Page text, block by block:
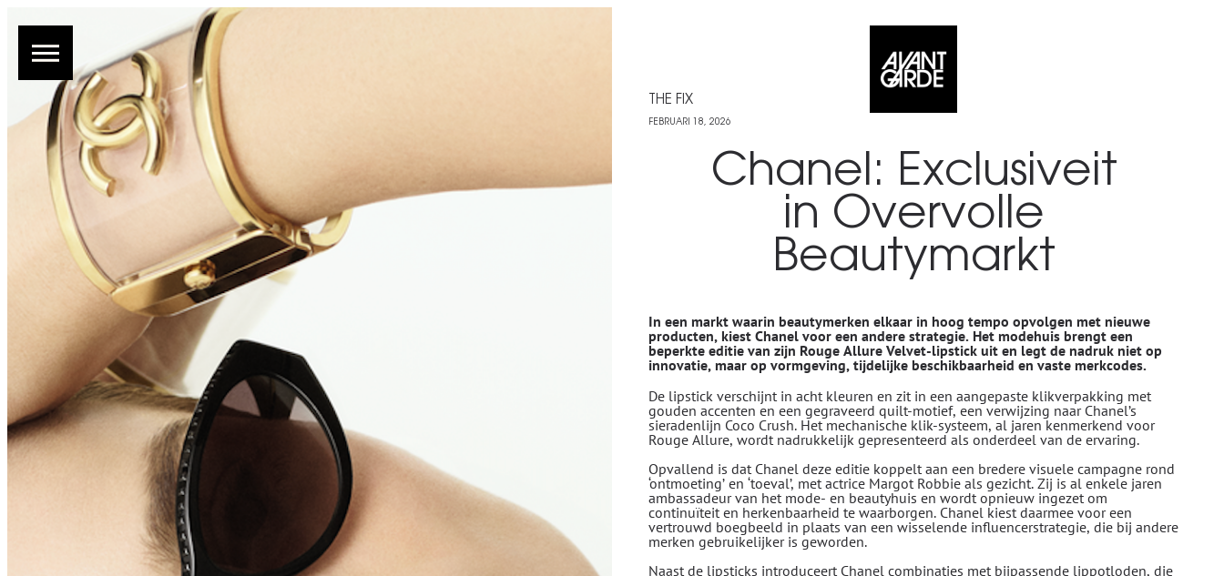
THE FIX
FEBRUARI 18, 2026
Chanel: Exclusiveit
in Overvolle
Beautymarkt
In een markt waarin beautymerken elkaar in hoog tempo opvolgen met nieuwe
producten, kiest Chanel voor een andere strategie. Het modehuis brengt een
beperkte editie van zijn Rouge Allure Velvet-lipstick uit en legt de nadruk niet op
innovatie, maar op vormgeving, tijdelijke beschikbaarheid en vaste merkcodes.
De lipstick verschijnt in acht kleuren en zit in een aangepaste klikverpakking met
gouden accenten en een gegraveerd quilt-motief, een verwijzing naar Chanel’s
sieradenlijn Coco Crush. Het mechanische klik-systeem, al jaren kenmerkend voor
Rouge Allure, wordt nadrukkelijk gepresenteerd als onderdeel van de ervaring.
Opvallend is dat Chanel deze editie koppelt aan een bredere visuele campagne rond
‘ontmoeting’ en ‘toeval’, met actrice Margot Robbie als gezicht. Zij is al enkele jaren
ambassadeur van het mode- en beautyhuis en wordt opnieuw ingezet om
continuïteit en herkenbaarheid te waarborgen. Chanel kiest daarmee voor een
vertrouwd boegbeeld in plaats van een wisselende influencerstrategie, die bij andere
merken gebruikelijker is geworden.
Naast de lipsticks introduceert Chanel combinaties met bijpassende lippotloden, die